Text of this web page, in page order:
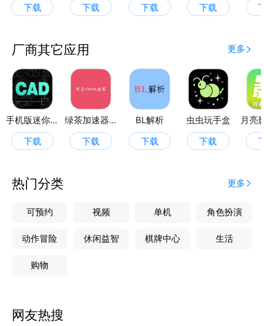
下载 下载 下载 下载
厂商其它应用 更多
手机版迷你CAD
下载
绿茶加速器vpm
下载
BL解析
下载
虫虫玩手盒
下载
热门分类 更多
可预约 视频 单机 角色扮演
动作冒险 休闲益智 棋牌中心 生活
购物
网友热搜